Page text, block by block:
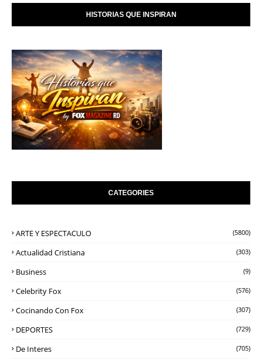
HISTORIAS QUE INSPIRAN
CATEGORIES
ARTE Y ESPECTACULO (5800)
Actualidad Cristiana (303)
Business (9)
Celebrity Fox (576)
Cocinando Con Fox (307)
DEPORTES (729)
De Interes (705)